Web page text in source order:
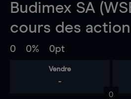
Budimex SA
cours des action
0 0% 0pt
Vendre
-
0